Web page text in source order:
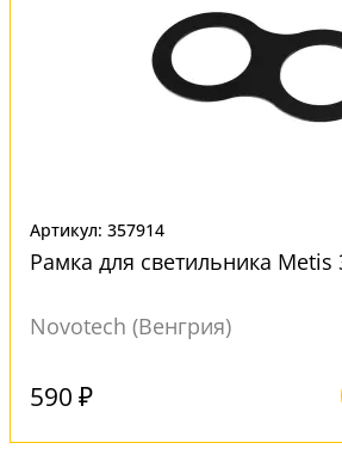
Артикул: 357914
Рамка для светильника Metis
Novotech (Венгрия)
590 ₽